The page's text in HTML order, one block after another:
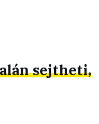
sejtheti,